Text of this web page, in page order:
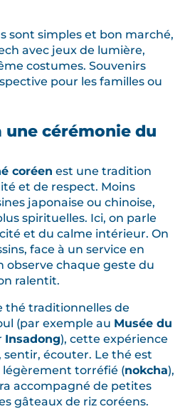
sont simples et bon marché,
avec jeux de lumière,
costumes. Souvenirs
pour les familles ou
une cérémonie du
coréen est une tradition
et de respect. Moins
japonaise ou chinoise,
spirituelles. Ici, on parle
et du calme intérieur. On
face à un service en
observe chaque geste du
ralentit.
thé traditionnelles de
(par exemple au Musée du
Insadong), cette expérience
écouter. Le thé est
torréfié (nokcha),
accompagné de petites
gâteaux de riz coréens.